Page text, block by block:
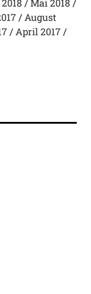
Mai 2018
August
April 2017